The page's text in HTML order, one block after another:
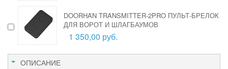
DOORHAN TRANSMITTER-2PRO ПУЛЬТ-БРЕЛОК
ДЛЯ ВОРОТ И ШЛАГБАУМОВ
1 350,00 руб.
ОПИСАНИЕ